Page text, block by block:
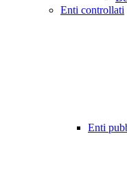
Enti controllati
Enti